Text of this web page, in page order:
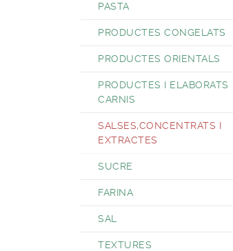
PASTA
PRODUCTES CONGELATS
PRODUCTES ORIENTALS
PRODUCTES I ELABORATS
CARNIS
SALSES,CONCENTRATS I
EXTRACTES
SUCRE
FARINA
SAL
TEXTURES